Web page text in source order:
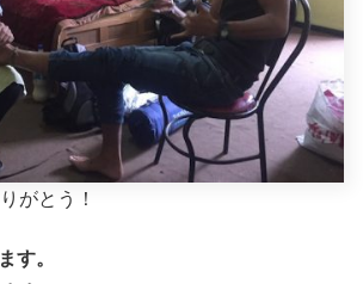
がとう！
す。